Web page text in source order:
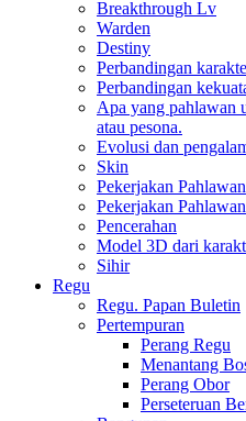
Breakthrough Lv
Warden
Destiny
Perbandingan
Perbandingan
Apa yang pahlawan
atau pesona.
Evolusi dan
Skin
Pekerjakan Pahlawan
Pekerjakan
Pencerahan
Model 3D dari
Sihir
Regu
Regu. Papan Buletin
Pertempuran
Perang Regu
Menantang
Perang Obor
Perseteruan